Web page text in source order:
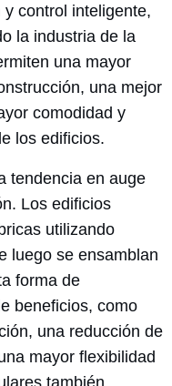
control inteligente,
la industria de la
una mayor
una mejor
comodidad y
los edificios.
tendencia en auge
Los edificios
utilizando
luego se ensamblan
forma de
beneficios, como
una reducción de
mayor flexibilidad
también